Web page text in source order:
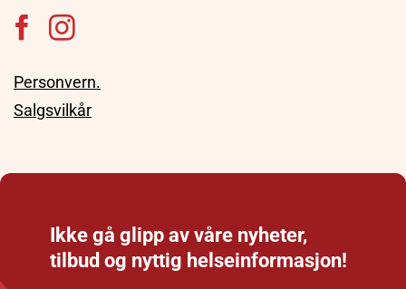
Personvern.
Salgsvilkår
Ikke gå glipp av våre nyheter,
tilbud og nyttig helseinformasjon!